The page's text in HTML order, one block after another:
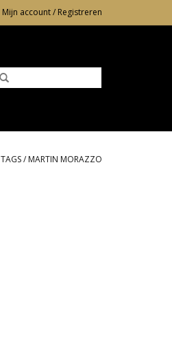
Mijn account / Registreren
TAGS/ MARTIN MORAZZO